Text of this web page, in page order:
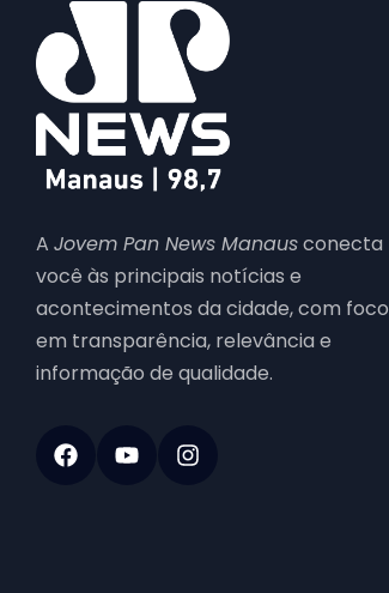
A Jovem Pan News Manausconecta
você às principais notícias e
acontecimentos da cidade, com foco
em transparência, relevância e
informação de qualidade.